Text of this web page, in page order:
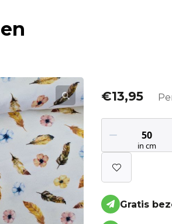
€13,95
Gratis